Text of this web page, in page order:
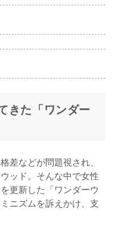
きた「ワンダー
差などが問題視され、
ッド。そんな中で女性
更新した「ワンダーウ
ニズムを訴えかけ、支